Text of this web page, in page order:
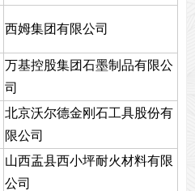
西姆集团有限公司
万基控股集团石墨制品有限公
司
北京沃尔德金刚石工具股份有
限公司
山西盂县西小坪耐火材料有限
公司